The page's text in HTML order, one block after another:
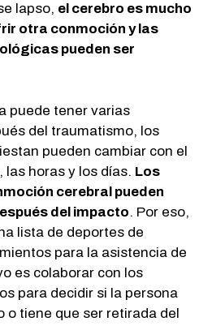
lapso, el cerebro es mucho
otra conmoción y las
pueden ser
puede tener varias
del traumatismo, los
pueden cambiar con el
las horas y los días. Los
cerebral pueden
del impacto. Por eso,
lista de deportes de
para la asistencia de
es colaborar con los
para decidir si la persona
o tiene que ser retirada del